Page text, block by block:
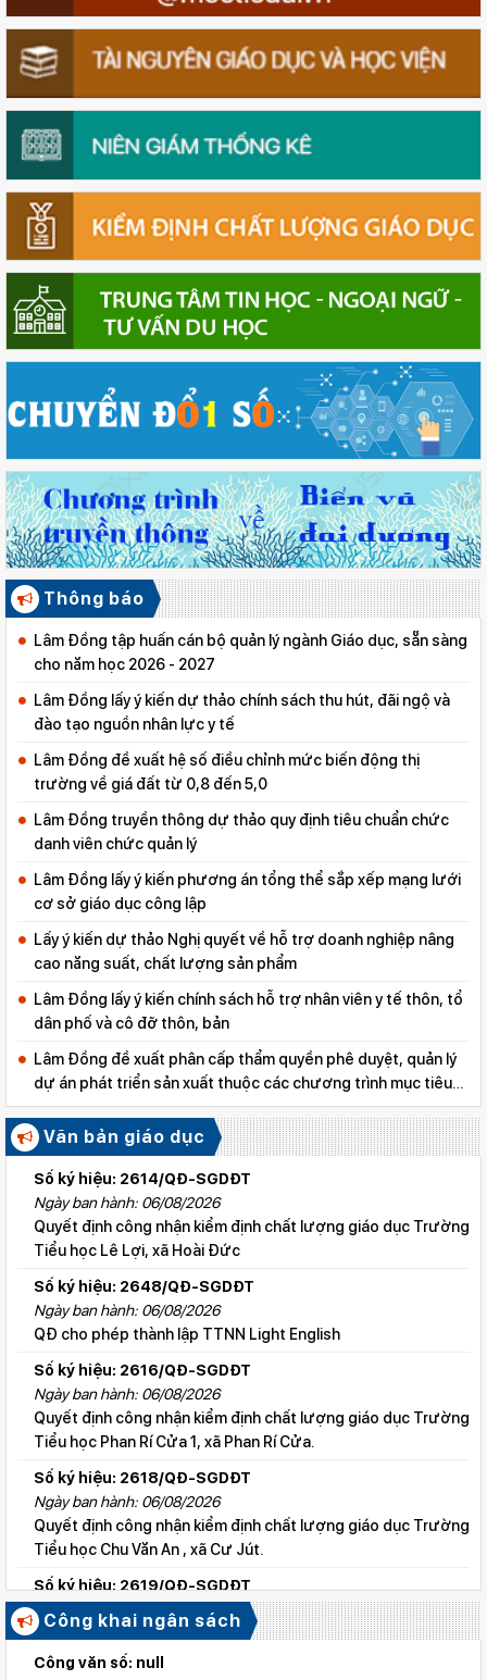
Thông báo
Lâm Đồng tập huấn cán bộ quản lý ngành Giáo dục, sẵn sàng
cho năm học 2026 - 2027
Lâm Đồng lấy ý kiến dự thảo chính sách thu hút, đãi ngộ và
đào tạo nguồn nhân lực y tế
Lâm Đồng đề xuất hệ số điều chỉnh mức biến động thị
trường về giá đất từ 0,8 đến 5,0
Lâm Đồng truyền thông dự thảo quy định tiêu chuẩn chức
danh viên chức quản lý
Lâm Đồng lấy ý kiến phương án tổng thể sắp xếp mạng lưới
cơ sở giáo dục công lập
Lấy ý kiến dự thảo Nghị quyết về hỗ trợ doanh nghiệp nâng
cao năng suất, chất lượng sản phẩm
Lâm Đồng lấy ý kiến chính sách hỗ trợ nhân viên y tế thôn, tổ
dân phố và cô đỡ thôn, bản
Lâm Đồng đề xuất phân cấp thẩm quyền phê duyệt, quản lý
dự án phát triển sản xuất thuộc các chương trình mục tiêu
quốc gia
Văn bản giáo dục
Số ký hiệu: 2614/QĐ-SGDĐT
Ngày ban hành: 06/08/2026
Quyết định công nhận kiểm định chất lượng giáo dục Trường
Tiểu học Lê Lợi, xã Hoài Đức
Số ký hiệu: 2648/QĐ-SGDĐT
Ngày ban hành: 06/08/2026
QĐ cho phép thành lập TTNN Light English
Số ký hiệu: 2616/QĐ-SGDĐT
Ngày ban hành: 06/08/2026
Quyết định công nhận kiểm định chất lượng giáo dục Trường
Tiểu học Phan Rí Cửa 1, xã Phan Rí Cửa.
Số ký hiệu: 2618/QĐ-SGDĐT
Ngày ban hành: 06/08/2026
Quyết định công nhận kiểm định chất lượng giáo dục Trường
Tiểu học Chu Văn An , xã Cư Jút.
Số ký hiệu: 2619/QĐ-SGDĐT
Ngày ban hành: 06/08/2026
Quyết định công nhận kiểm định chất lượng giáo dục Trường
Tiểu học Lý Tự Trọng , xã Cư Jút.
Công khai ngân sách
Công văn số: null